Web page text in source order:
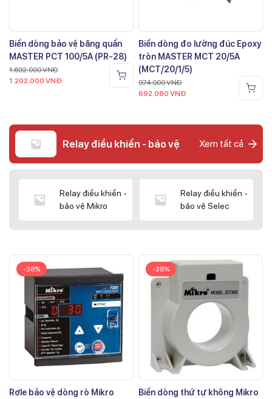
Biến dòng bảo vệ băng quấn
MASTER PCT 100/5A (PR-28)
1.692.000VNĐ
1.202.000 VNĐ
Biến dòng đo lường đúc Epoxy
tròn MASTER MCT 20/5A
(MCT/20/1/5)
974.000VNĐ
692.080 VNĐ
Relay điều khiển - bảo vệ Xem tất cả
Relay điều khiển -
bảo vệ Mikro
Relay điều khiển -
bảo vệ Selec
-38%
Rơle bảo vệ dòng rò Mikro
-38%
Biến dòng thứ tự không Mikro